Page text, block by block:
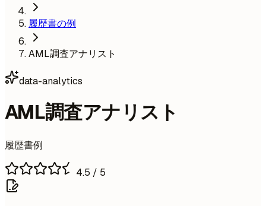
履歴書の例
AML調査アナリスト
data-analytics
AML調査アナリスト
履歴書例
4.5 / 5